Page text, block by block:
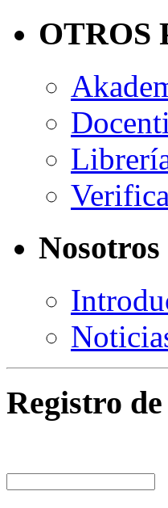
OTROS
Nosotros
Registro